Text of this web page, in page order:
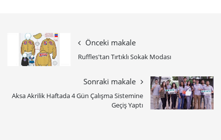
Önceki makale
Ruffles'tan Tırtıklı Sokak Modası
Sonraki makale
Aksa Akrilik Haftada 4 Gün Çalışma Sistemine
Geçiş Yaptı